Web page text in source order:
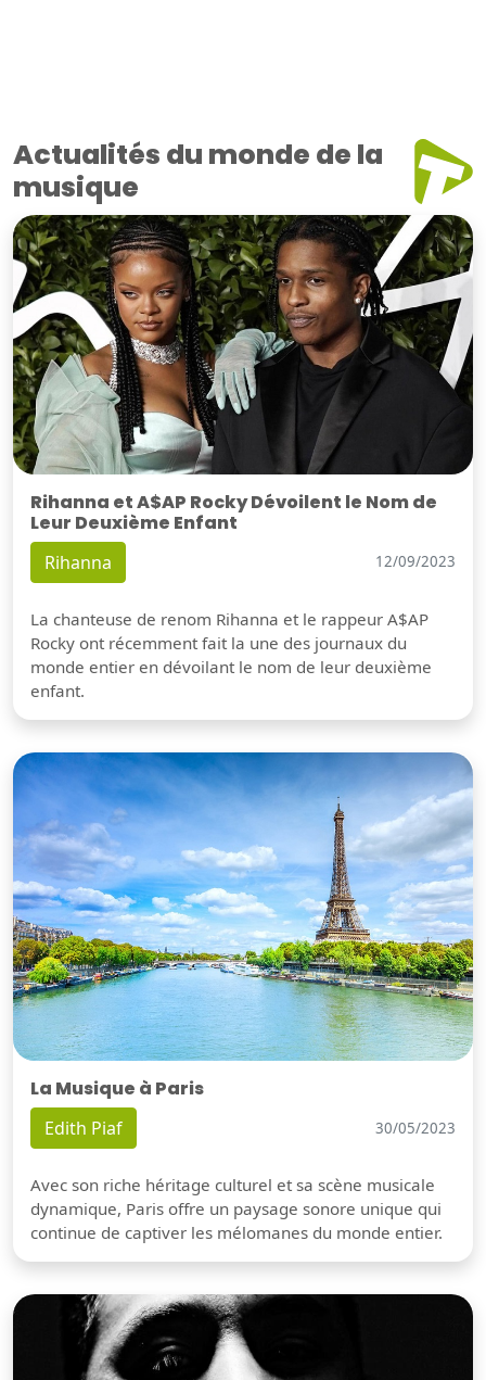
Actualités du monde de la
musique
Rihanna et A$AP Rocky Dévoilent le Nom de
Leur Deuxième Enfant
Rihanna 12/09/2023
La chanteuse de renom Rihanna et le rappeur A$AP
Rocky ont récemment fait la une des journaux du
monde entier en dévoilant le nom de leur deuxième
enfant.
La Musique à Paris
Edith Piaf 30/05/2023
Avec son riche héritage culturel et sa scène musicale
dynamique, Paris offre un paysage sonore unique qui
continue de captiver les mélomanes du monde entier.